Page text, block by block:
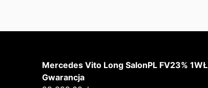
Mercedes Vito Long SalonPL FV23% 1WŁ
Gwarancja